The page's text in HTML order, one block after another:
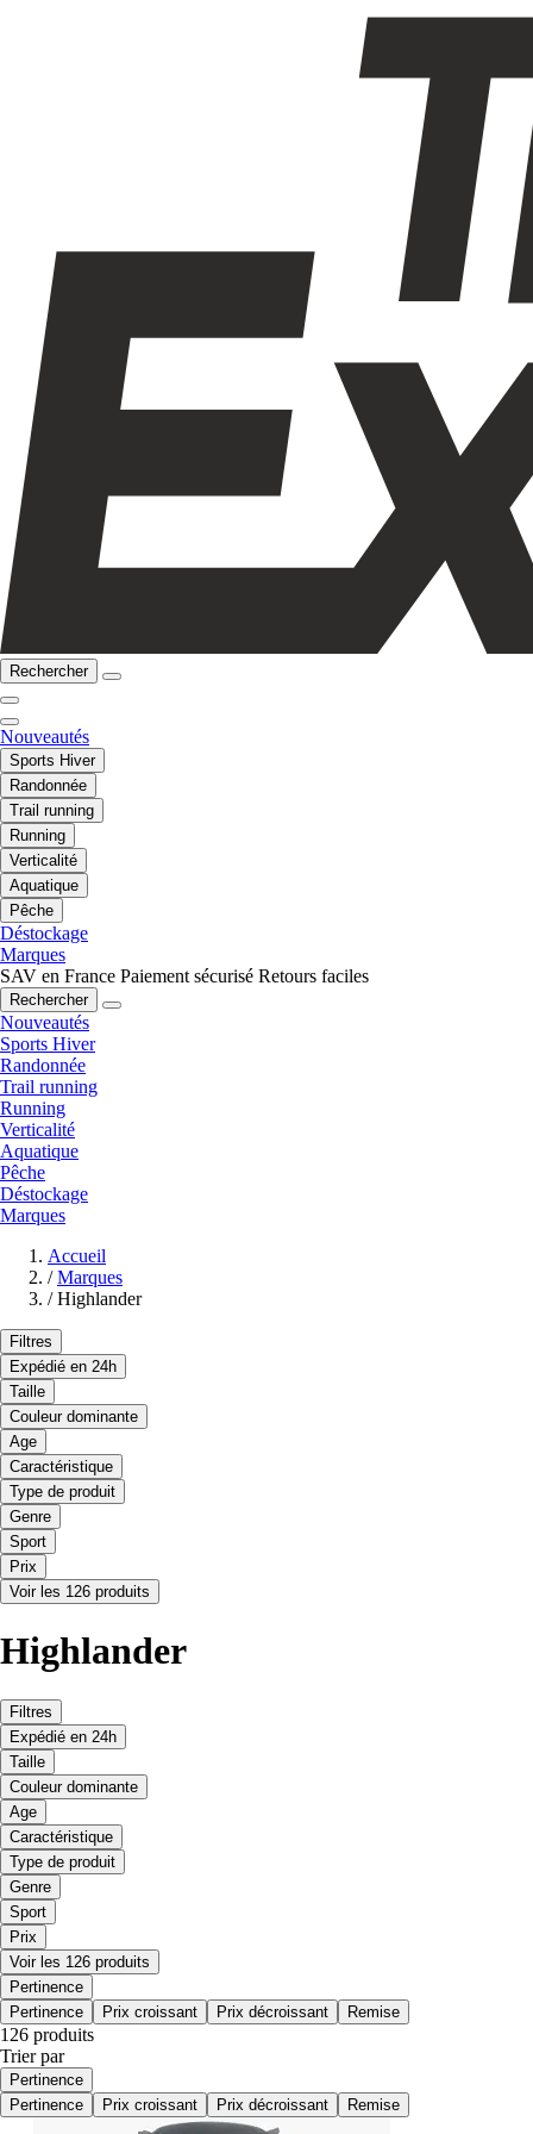
Rechercher
Nouveautés
Sports Hiver
Randonnée
Trail running
Running
Verticalité
Aquatique
Pêche
Déstockage
Marques
SAV en France Paiement sécurisé Retours faciles
Rechercher
Nouveautés
Sports Hiver
Randonnée
Trail running
Running
Verticalité
Aquatique
Pêche
Déstockage
Marques
Accueil
/ Marques
/ Highlander
Filtres
Expédié en 24h
Taille
Couleur dominante
Age
Caractéristique
Type de produit
Genre
Sport
Prix
Voir les 126 produits
Highlander
Filtres
Expédié en 24h
Taille
Couleur dominante
Age
Caractéristique
Type de produit
Genre
Sport
Prix
Voir les 126 produits
Pertinence
Pertinence
Prix croissant Prix décroissant Remise
126 produits
Trier par
Pertinence
Pertinence
Prix croissant Prix décroissant Remise